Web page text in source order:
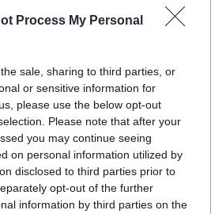
Process My Personal
sale, sharing to third parties, or
or sensitive information for
please use the below opt-out
Please note that after your
you may continue seeing
on personal information utilized by
disclosed to third parties prior to
opt-out of the further
information by third parties on the
su Persson
di aver ceduto, a
il 50% sulla
alle prestazioni
Joel Voelkerling
IF.